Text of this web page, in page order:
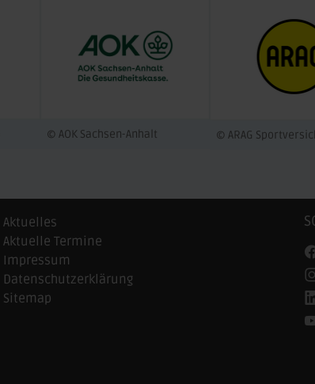
© AOK Sachsen-Anhalt © ARAG
Aktuelles
Aktuelle Termine
Impressum
Datenschutzerklärung
Sitemap